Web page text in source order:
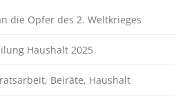
die Opfer des 2. Weltkrieges
Haushalt 2025
Beiräte, Haushalt